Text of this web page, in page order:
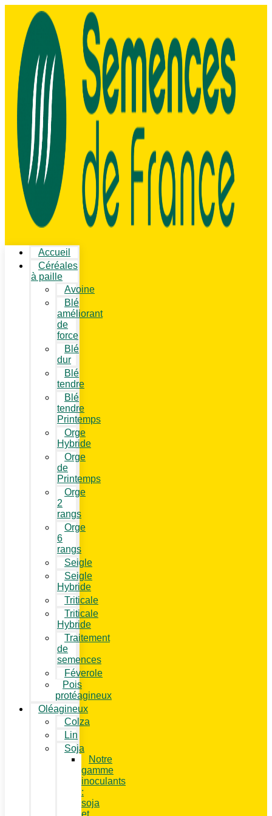
Accueil
Céréales
à paille
Avoine
Blé
améliorant
de
force
Blé
dur
Blé
tendre
Blé
tendre
Printemps
Orge
Hybride
Orge
de
Printemps
Orge
2
rangs
Orge
6
rangs
Seigle
Seigle
Hybride
Triticale
Triticale
Hybride
Traitement
de
semences
Féverole
Pois
protéagineux
Oléagineux
Colza
Lin
Soja
Notre
gamme
inoculants
:
soja
et